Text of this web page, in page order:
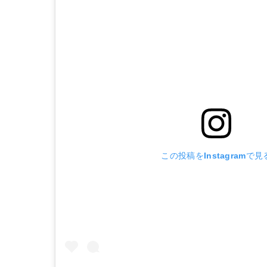
この投稿をInstagramで見